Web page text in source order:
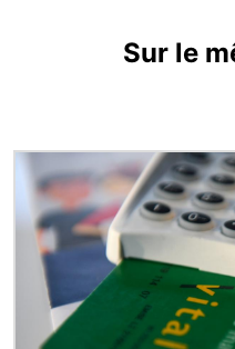
Sur le
Image